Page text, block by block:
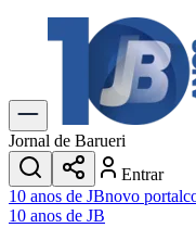
Explore Tudo
Últimas Notícias
Previsão do Tempo
Trânsito e Rotas
Dia a Dia & Lazer
Transportes
Gastronomia
Cinema & Shows
JogosNovo
Jornal de Barueri
Entrar
10 anos de JBnovo portal
10 anos de JB